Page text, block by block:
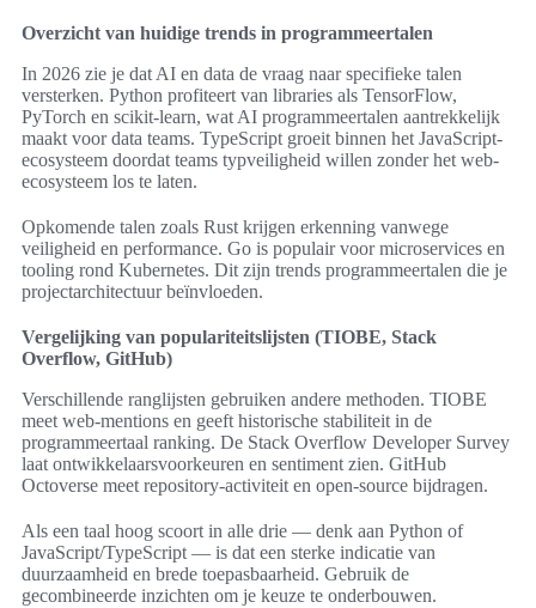
Overzicht van huidige trends in programmeertalen
In 2026 zie je dat AI en data de vraag naar specifieke talen
versterken. Python profiteert van libraries als TensorFlow,
PyTorch en scikit-learn, wat AI programmeertalen aantrekkelijk
maakt voor data teams. TypeScript groeit binnen het JavaScript-
ecosysteem doordat teams typveiligheid willen zonder het web-
ecosysteem los te laten.
Opkomende talen zoals Rust krijgen erkenning vanwege
veiligheid en performance. Go is populair voor microservices en
tooling rond Kubernetes. Dit zijn trends programmeertalen die je
projectarchitectuur beïnvloeden.
Vergelijking van populariteitslijsten (TIOBE, Stack
Overflow, GitHub)
Verschillende ranglijsten gebruiken andere methoden. TIOBE
meet web-mentions en geeft historische stabiliteit in de
programmeertaal ranking. De Stack Overflow Developer Survey
laat ontwikkelaarsvoorkeuren en sentiment zien. GitHub
Octoverse meet repository-activiteit en open-source bijdragen.
Als een taal hoog scoort in alle drie — denk aan Python of
JavaScript/TypeScript — is dat een sterke indicatie van
duurzaamheid en brede toepasbaarheid. Gebruik de
gecombineerde inzichten om je keuze te onderbouwen.